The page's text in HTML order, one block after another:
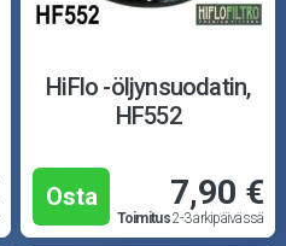
HiFlo -öljynsuodatin,
HF552
Osta 7,90 €
Toimitus2-3 arkipäivässä